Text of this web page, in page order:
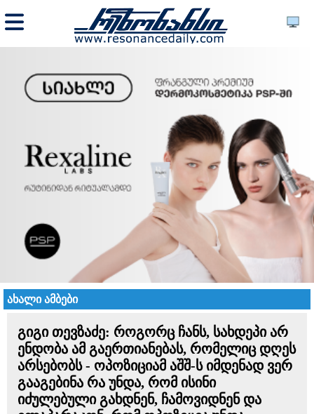
ახალი ამბები
გიგი თევზაძე: როგორც ჩანს, სახდეპი არ
ენდობა ამ გაერთიანებას, რომელიც დღეს
არსებობს - ოპოზიციამ აშშ-ს იმდენად ვერ
გააგებინა რა უნდა, რომ ისინი
იძულებული გახდნენ, ჩამოვიდნენ და